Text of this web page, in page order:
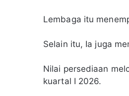
Lembaga itu
Selain itu, Ia juga
Nilai persediaan
kuartal I 2026.